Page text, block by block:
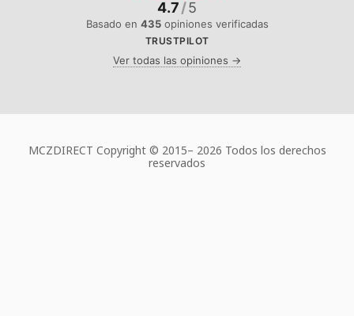
4.7/5
Basado en 435opiniones verificadas
TRUSTPILOT
Ver todas las opiniones →
MCZDIRECT Copyright © 2015– 2026 Todos los derechos
reservados